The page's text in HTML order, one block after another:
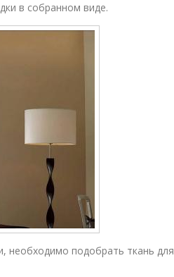
в собранном виде.
необходимо подобрать ткань для